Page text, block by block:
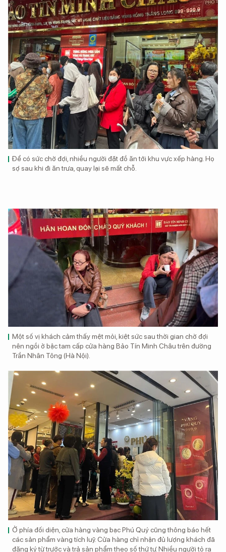
Để có sức chờ đợi, nhiều người đặt đồ ăn tới khu vực xếp hàng. Họ
sợ sau khi đi ăn trưa, quay lại sẽ mất chỗ.
Một số vị khách cảm thấy mệt mỏi, kiệt sức sau thời gian chờ đợi
nên ngồi ở bậc tam cấp cửa hàng Bảo Tín Minh Châu trên đường
Trần Nhân Tông (Hà Nội).
Ở phía đối diện, cửa hàng vàng bạc Phú Quý cũng thông báo hết
các sản phẩm vàng tích luỹ. Cửa hàng chỉ nhận đủ lượng khách đã
đăng ký từ trước và trả sản phẩm theo số thứ tự. Nhiều người tỏ ra